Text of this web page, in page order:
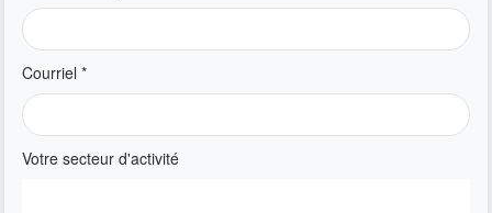
Courriel*
Votre secteur d'activité